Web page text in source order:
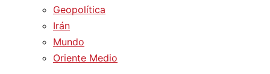
Geopolítica
Irán
Mundo
Oriente Medio